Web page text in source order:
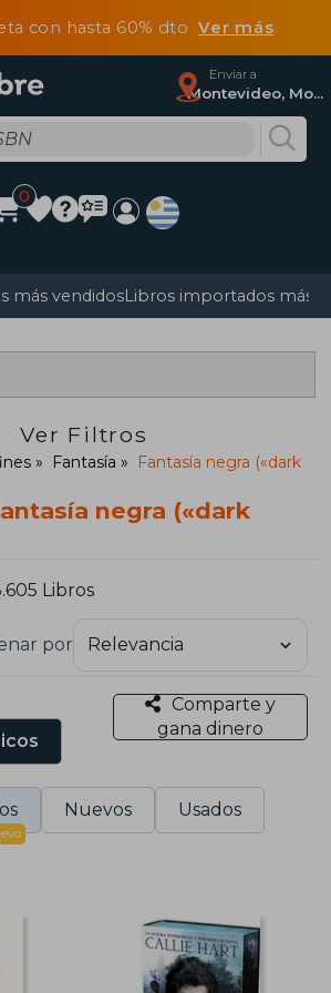
con hasta 60% dtoVer más
Enviar a
Montevideo, Montevideo
0
más vendidosLibros importados más
Ver Filtros
Fantasía
Fantasía negra («dark
negra («dark
Libros
por
Comparte y
gana dinero
Nuevos Usados